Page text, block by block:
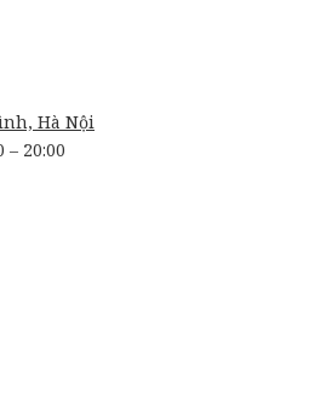
Hà Nội
20:00